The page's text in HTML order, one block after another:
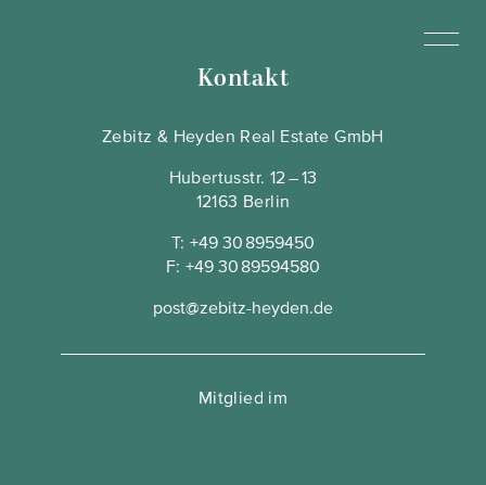
Kontakt
Zebitz & Heyden Real Estate GmbH
Hubertusstr. 12 – 13
12163 Berlin
T:+49 30 8959450
F:+49 30 89594580
post@zebitz-heyden.de
Mitglied im